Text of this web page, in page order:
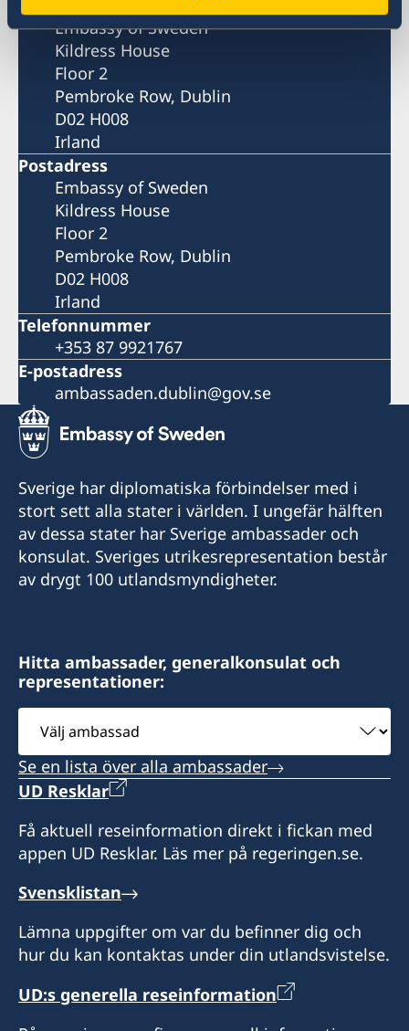
Embassy of Sweden
Kildress House
Floor 2
Pembroke Row, Dublin
D02 H008
Irland
Postadress
Embassy of Sweden
Kildress House
Floor 2
Pembroke Row, Dublin
D02 H008
Irland
Telefonnummer
+353 87 9921767
E-postadress
ambassaden.dublin@gov.se
Sverige har diplomatiska förbindelser med i
stort sett alla stater i världen. I ungefär hälften
av dessa stater har Sverige ambassader och
konsulat. Sveriges utrikesrepresentation består
av drygt 100 utlandsmyndigheter.
Hitta ambassader, generalkonsulat och
representationer:
Välj
ambassad
Se en lista över alla ambassader
UD Resklar
Få aktuell reseinformation direkt i fickan med
appen UD Resklar. Läs mer på regeringen.se.
Svensklistan
Lämna uppgifter om var du befinner dig och
hur du kan kontaktas under din utlandsvistelse.
UD:s generella reseinformation